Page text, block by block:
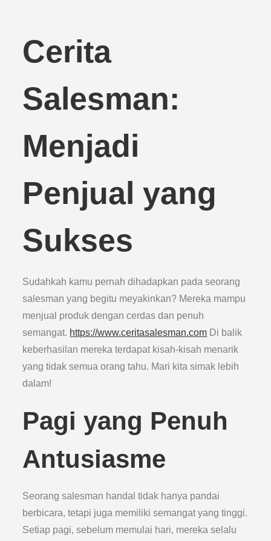
Cerita
Salesman:
Menjadi
Penjual yang
Sukses
Sudahkah kamu pernah dihadapkan pada seorang
salesman yang begitu meyakinkan? Mereka mampu
menjual produk dengan cerdas dan penuh
semangat. https://www.ceritasalesman.com Di balik
keberhasilan mereka terdapat kisah-kisah menarik
yang tidak semua orang tahu. Mari kita simak lebih
dalam!
Pagi yang Penuh
Antusiasme
Seorang salesman handal tidak hanya pandai
berbicara, tetapi juga memiliki semangat yang tinggi.
Setiap pagi, sebelum memulai hari, mereka selalu